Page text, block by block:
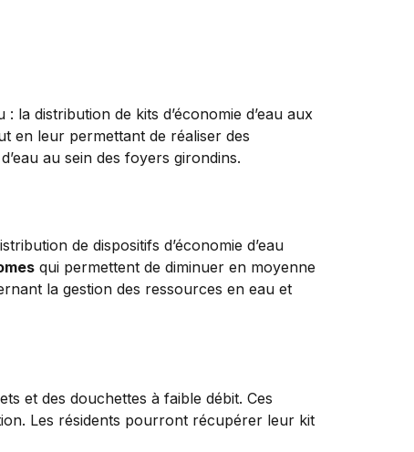
distribution de kits d’économie d’eau aux
en leur permettant de réaliser des
au sein des foyers girondins.
de dispositifs d’économie d’eau
qui permettent de diminuer en moyenne
la gestion des ressources en eau et
et des douchettes à faible débit. Ces
Les résidents pourront récupérer leur kit